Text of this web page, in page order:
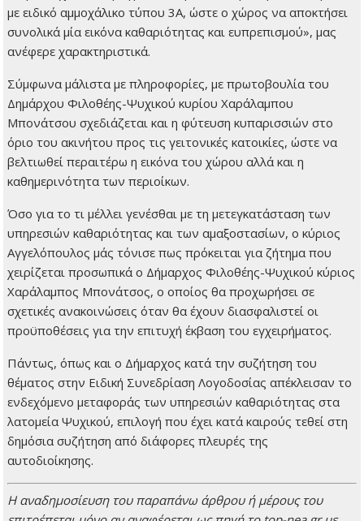
με ειδικό αμμοχάλικο τύπου 3Α, ώστε ο χώρος να αποκτήσει
συνολικά μία εικόνα καθαριότητας και ευπρεπισμού», μας
ανέφερε χαρακτηριστικά.
Σύμφωνα μάλιστα με πληροφορίες, με πρωτοβουλία του
Δημάρχου Φιλοθέης-Ψυχικού κυρίου Χαράλαμπου
Μπονάτσου σχεδιάζεται και η φύτευση κυπαρισσιών στο
όριο του ακινήτου προς τις γειτονικές κατοικίες, ώστε να
βελτιωθεί περαιτέρω η εικόνα του χώρου αλλά και η
καθημερινότητα των περιοίκων.
Όσο για το τι μέλλει γενέσθαι με τη μετεγκατάσταση των
υπηρεσιών καθαριότητας και των αμαξοστασίων, ο κύριος
Αγγελόπουλος μάς τόνισε πως πρόκειται για ζήτημα που
χειρίζεται προσωπικά ο Δήμαρχος Φιλοθέης-Ψυχικού κύριος
Χαράλαμπος Μπονάτσος, ο οποίος θα προχωρήσει σε
σχετικές ανακοινώσεις όταν θα έχουν διασφαλιστεί οι
προϋποθέσεις για την επιτυχή έκβαση του εγχειρήματος.
Πάντως, όπως και ο Δήμαρχος κατά την συζήτηση του
θέματος στην Ειδική Συνεδρίαση Λογοδοσίας απέκλεισαν το
ενδεχόμενο μεταφοράς των υπηρεσιών καθαριότητας στα
λατομεία Ψυχικού, επιλογή που έχει κατά καιρούς τεθεί στη
δημόσια συζήτηση από διάφορες πλευρές της
αυτοδιοίκησης.
H αναδημοσίευση του παραπάνω άρθρου ή μέρους του